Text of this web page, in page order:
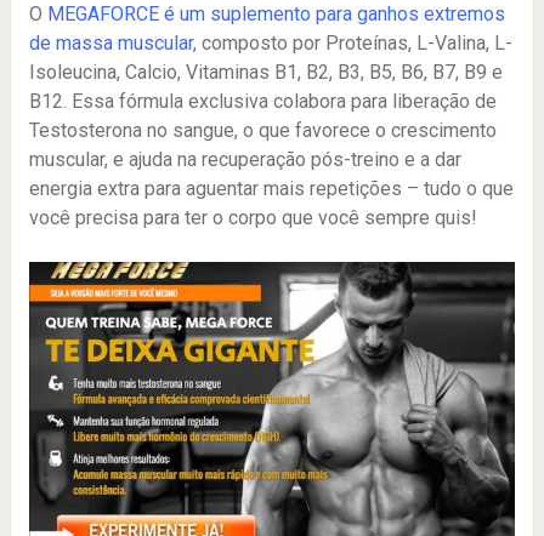
O MEGAFORCE é um suplemento para ganhos extremos
de massa muscular, composto por Proteínas, L-Valina, L-
Isoleucina, Calcio, Vitaminas B1, B2, B3, B5, B6, B7, B9 e
B12. Essa fórmula exclusiva colabora para liberação de
Testosterona no sangue, o que favorece o crescimento
muscular, e ajuda na recuperação pós-treino e a dar
energia extra para aguentar mais repetições – tudo o que
você precisa para ter o corpo que você sempre quis!